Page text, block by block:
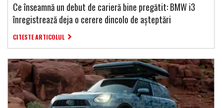
Ce înseamnă un debut de carieră bine pregătit: BMW i3
înregistrează deja o cerere dincolo de așteptări
CITESTE ARTICOLUL